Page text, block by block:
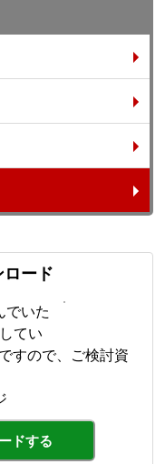
ロード
でいた
てい
すので、ご検討資
ドする